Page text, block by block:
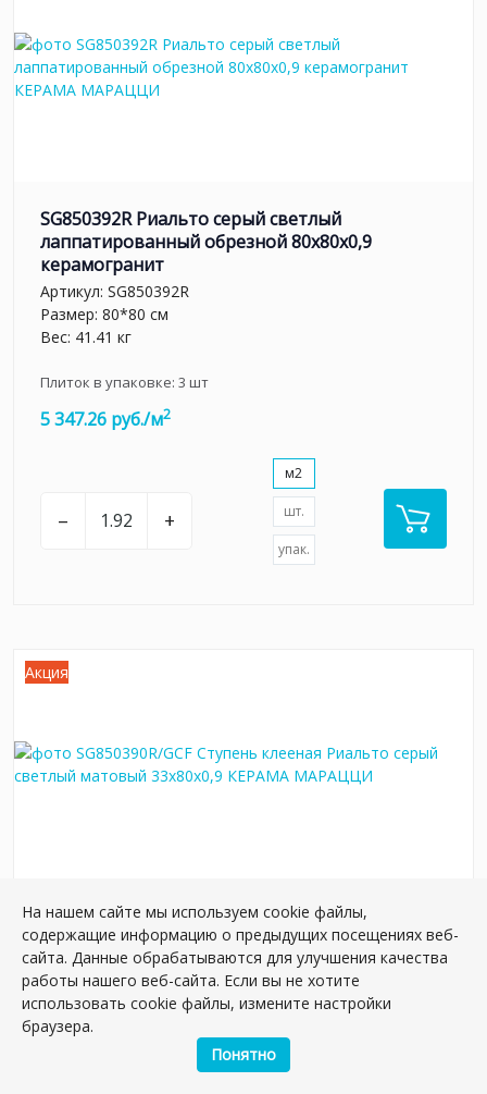
SG850392R Риальто серый светлый
лаппатированный обрезной 80x80x0,9
керамогранит
Артикул: SG850392R
Размер: 80*80 см
Вес: 41.41 кг
Плиток в упаковке: 3 шт
5 347.26 руб./м2
– +
м2
шт.
упак.
Акция
SG850390R/GCF Ступень клееная Риальто
серый светлый матовый 33x80x0,9
Артикул:SG850390R/GCF
Размер: 80*33 см
Вес: 6.9 кг
На нашем сайте мы используем cookie файлы,
содержащие информацию о предыдущих посещениях веб-
сайта. Данные обрабатываются для улучшения качества
работы нашего веб-сайта. Если вы не хотите
использовать cookie файлы, измените настройки
браузера.
Понятно